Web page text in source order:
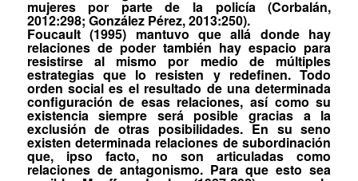
mujeres por parte de la policía (Corbalán,
2012:298; González Pérez, 2013:250).
Foucault (1995) mantuvo que allá donde hay
relaciones de poder también hay espacio para
resistirse al mismo por medio de múltiples
estrategias que lo resisten y redefinen. Todo
orden social es el resultado de una determinada
configuración de esas relaciones, así como su
existencia siempre será posible gracias a la
exclusión de otras posibilidades. En su seno
existen determinada relaciones de subordinación
que, ipso facto, no son articuladas como
relaciones de antagonismo. Para que esto sea